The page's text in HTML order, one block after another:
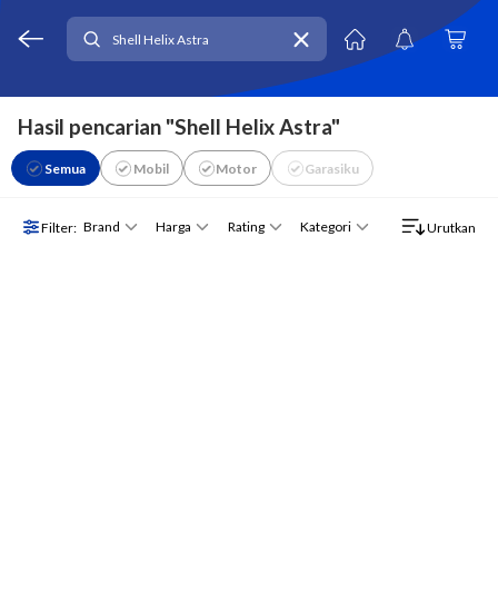
Hasil pencarian "Shell Helix Astra"
Semua Mobil Motor Garasiku
Filter: Brand Harga Rating Kategori Urutkan